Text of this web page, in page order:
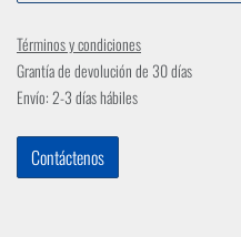
Términos y condiciones
Grantía de devolución de 30 días
Envío: 2-3 días hábiles
Contáctenos